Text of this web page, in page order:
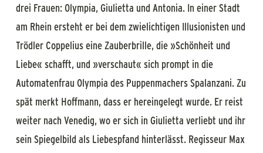
drei Frauen: Olympia, Giulietta und Antonia. In einer Stadt
am Rhein ersteht er bei dem zwielichtigen Illusionisten und
Trödler Coppelius eine Zauberbrille, die »Schönheit und
Liebe« schafft, und »verschaut« sich prompt in die
Automatenfrau Olympia des Puppenmachers Spalanzani. Zu
spät merkt Hoffmann, dass er hereingelegt wurde. Er reist
weiter nach Venedig, wo er sich in Giulietta verliebt und ihr
sein Spiegelbild als Liebespfand hinterlässt. Regisseur Max